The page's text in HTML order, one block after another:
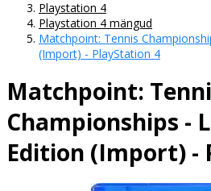
Playstation 4
Playstation 4 mängud
Matchpoint: Tennis
(Import) - PlayStation 4
Matchpoint:
Championships -
Edition (Import) -